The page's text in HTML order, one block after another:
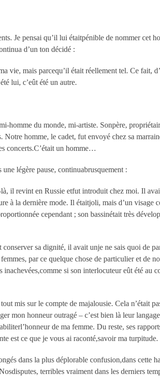
Je pensai qu’il lui étaitpénible de nommer cet
d’un ton décidé :
vie, mais parcequ’il était réellement tel. Ce fait,
lui, c’eût été un autre.
homme du monde, mi-artiste. Sonpère,
Notre homme, le cadet, fut envoyé chez sa
concerts.C’était un homme…
légère pause, continuabrusquement :
il revint en Russie etfut introduit chez moi. Il
à la dernière mode. Il étaitjoli, mais d’un visage
cependant ; son bassinétait très
sa dignité, il avait unje ne sais quoi de
par ce quelque chose de particulier et de
si son interlocuteur eût été au
mis sur le compte de majalousie. Cela n’était
mon honneur outragé – c’est bien là leur
de ma femme. Du reste, ses
est ce que je vous ai raconté,savoir ma turpitude.
dans la plus déplorable confusion,dans cette
terribles vraiment dans les derniers